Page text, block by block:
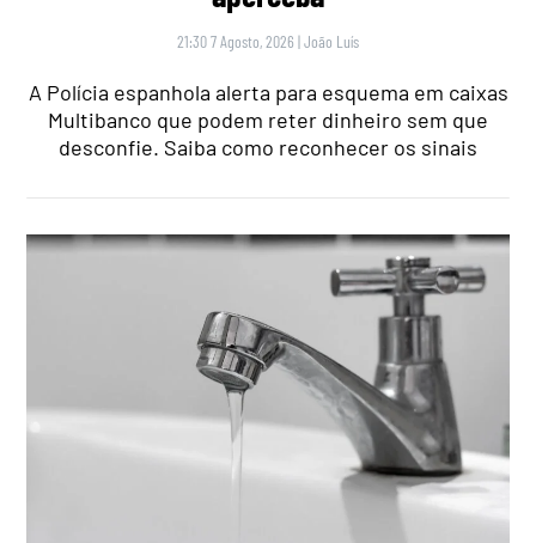
21:30 7 Agosto, 2026 |João Luís
A Polícia espanhola alerta para esquema em caixas
Multibanco que podem reter dinheiro sem que
desconfie. Saiba como reconhecer os sinais